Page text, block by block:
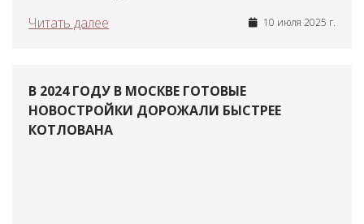
Читать далее
10 июля 2025 г.
В 2024 ГОДУ В МОСКВЕ ГОТОВЫЕ
НОВОСТРОЙКИ ДОРОЖАЛИ БЫСТРЕЕ
КОТЛОВАНА